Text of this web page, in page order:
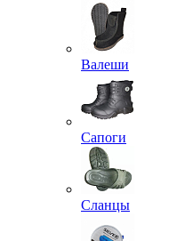
Валеши
Сапоги
Сланцы